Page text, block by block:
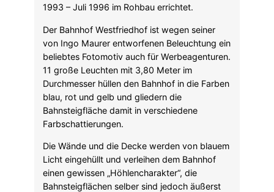
1993 – Juli 1996 im Rohbau errichtet.
Der Bahnhof Westfriedhof ist wegen seiner
von Ingo Maurer entworfenen Beleuchtung ein
beliebtes Fotomotiv auch für Werbeagenturen.
11 große Leuchten mit 3,80 Meter im
Durchmesser hüllen den Bahnhof in die Farben
blau, rot und gelb und gliedern die
Bahnsteigfläche damit in verschiedene
Farbschattierungen.
Die Wände und die Decke werden von blauem
Licht eingehüllt und verleihen dem Bahnhof
einen gewissen „Höhlencharakter“, die
Bahnsteigflächen selber sind jedoch äußerst